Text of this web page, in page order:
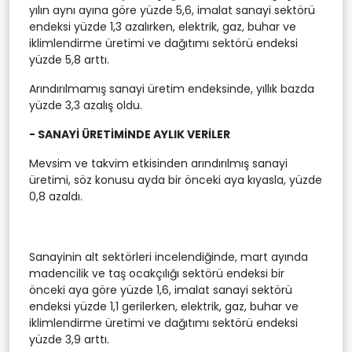
yılın aynı ayına göre yüzde 5,6, imalat sanayi sektörü
endeksi yüzde 1,3 azalırken, elektrik, gaz, buhar ve
iklimlendirme üretimi ve dağıtımı sektörü endeksi
yüzde 5,8 arttı.
Arındırılmamış sanayi üretim endeksinde, yıllık bazda
yüzde 3,3 azalış oldu.
- SANAYİ ÜRETİMİNDE AYLIK VERİLER
Mevsim ve takvim etkisinden arındırılmış sanayi
üretimi, söz konusu ayda bir önceki aya kıyasla, yüzde
0,8 azaldı.
Sanayinin alt sektörleri incelendiğinde, mart ayında
madencilik ve taş ocakçılığı sektörü endeksi bir
önceki aya göre yüzde 1,6, imalat sanayi sektörü
endeksi yüzde 1,1 gerilerken, elektrik, gaz, buhar ve
iklimlendirme üretimi ve dağıtımı sektörü endeksi
yüzde 3,9 arttı.